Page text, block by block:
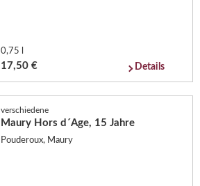
0,75 l
17,50 € Details
verschiedene
Maury Hors d´Age, 15 Jahre
Pouderoux, Maury